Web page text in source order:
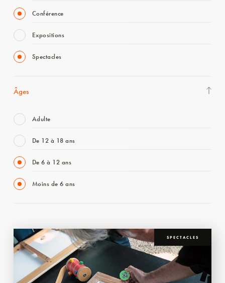
Conférence
Expositions
Spectacles
Âges
Adulte
De 12 à 18 ans
De 6 à 12 ans
Moins de 6 ans
SPECTACLES